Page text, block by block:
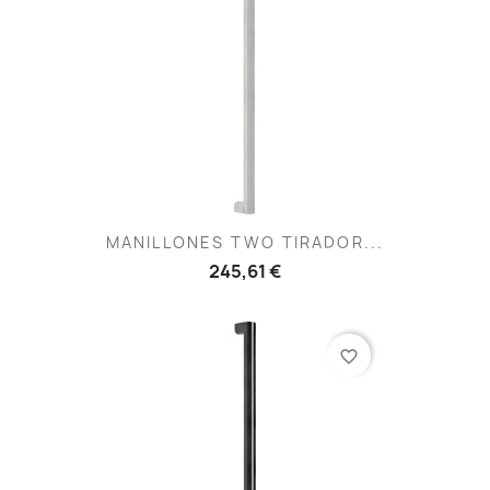
MANILLONES TWO TIRADOR...
245,61 €
favorite_border